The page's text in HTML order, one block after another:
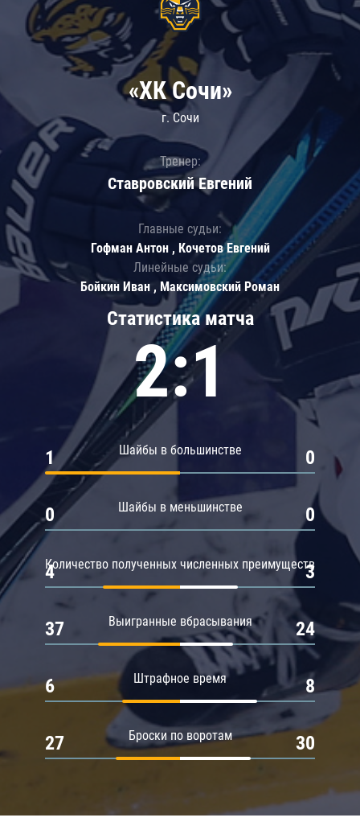
Статистика матча
2:1
Шайбы в большинстве
1 0
Шайбы в меньшинстве
0 0
Количество полученных численных преимуществ
4 3
Выигранные вбрасывания
37 24
Штрафное время
6 8
Броски по воротам
27 30
«ХК Сочи»
г. Сочи
Тренер:
Ставровский Евгений
Главные судьи:
Гофман Антон , Кочетов Евгений
Линейные судьи:
Бойкин Иван , Максимовский Роман